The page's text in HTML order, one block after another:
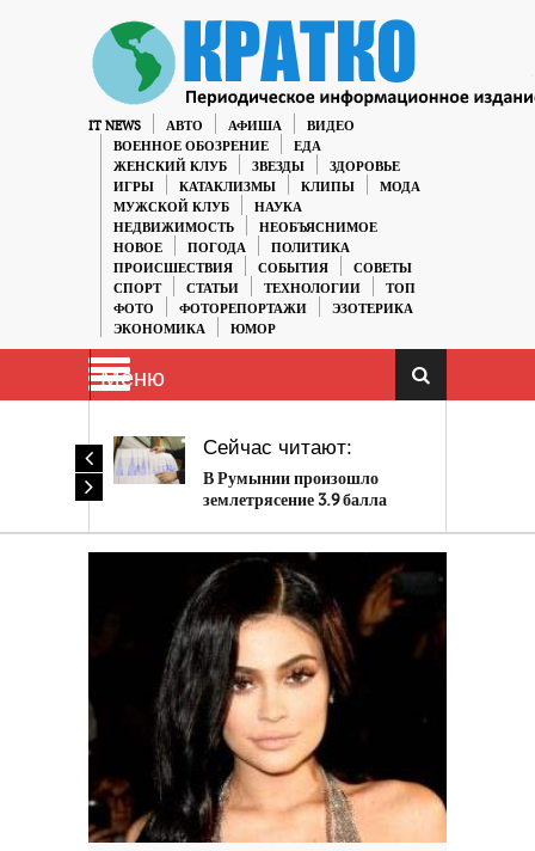
IT NEWS АВТО АФИША
ВИДЕО
ВОЕННОЕ ОБОЗРЕНИЕ
ЕДА
ЖЕНСКИЙ КЛУБ
ЗВЕЗДЫ
ЗДОРОВЬЕ
ИГРЫ
КАТАКЛИЗМЫ КЛИПЫ
МОДА
МУЖСКОЙ КЛУБ
НАУКА
НЕДВИЖИМОСТЬ
НЕОБЪЯСНИМОЕ
НОВОЕ
ПОГОДА
ПОЛИТИКА
ПРОИСШЕСТВИЯ
СОБЫТИЯ
СОВЕТЫ
СПОРТ
СТАТЬИ ТЕХНОЛОГИИ
ТОП
ФОТО
ФОТОРЕПОРТАЖИ
ЭЗОТЕРИКА
ЭКОНОМИКА
ЮМОР
Меню
Сейчас читают:
В Румынии произошло
землетрясение 3.9 балла